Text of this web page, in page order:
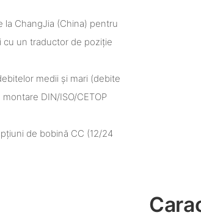
la ChangJia (China) pentru
cu un traductor de poziție
medii și mari (debite
DIN/ISO/CETOP
de bobină CC (12/24